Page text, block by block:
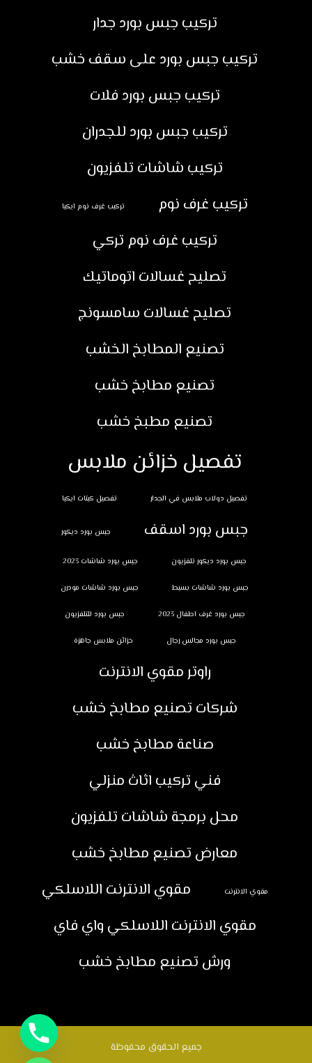
تركيب جبس بورد جدار
تركيب جبس بورد على سقف خشب
تركيب جبس بورد فلات
تركيب جبس بورد للجدران
تركيب شاشات تلفزيون
تركيب غرف نوم
تركيب غرف نوم ايكيا
تركيب غرف نوم تركي
تصليح غسالات اتوماتيك
تصليح غسالات سامسونج
تصنيع المطابخ الخشب
تصنيع مطابخ خشب
تصنيع مطبخ خشب
تفصيل خزائن ملابس
تفصيل دولاب ملابس في الجدار تفصيل كبتات ايكيا
جبس بورد اسقف جبس بورد ديكور
جبس بورد ديكور تلفزيون جبس بورد شاشات 2023
جبس بورد شاشات بسيط جبس بورد شاشات مودرن
جبس بورد غرف اطفال 2023 جبس بورد للتلفزيون
جبس بورد مجالس رجال خزائن ملابس جاهزة
راوتر مقوي الانترنت
شركات تصنيع مطابخ خشب
صناعة مطابخ خشب
فني تركيب اثاث منزلي
محل برمجة شاشات تلفزيون
معارض تصنيع مطابخ خشب
مقوي الانترنت
مقوي الانترنت اللاسلكي
مقوي الانترنت اللاسلكي واي فاي
ورش تصنيع مطابخ خشب
جميع الحقوق محفوظة